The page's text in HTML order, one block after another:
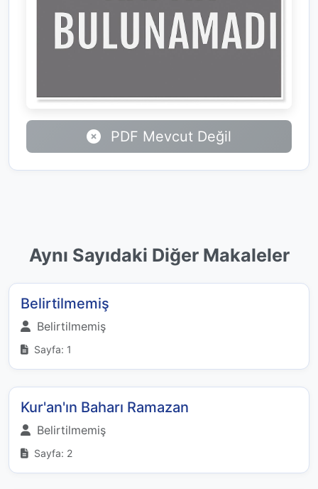
PDF Mevcut Değil
Aynı Sayıdaki Diğer Makaleler
Belirtilmemiş
Belirtilmemiş
Sayfa: 1
Kur'an'ın Baharı Ramazan
Belirtilmemiş
Sayfa: 2